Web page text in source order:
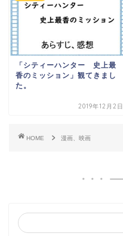
「シティーハンター 史上最
香のミッション」観てきまし
た。
2019年12月2日
HOME 漫画、映画